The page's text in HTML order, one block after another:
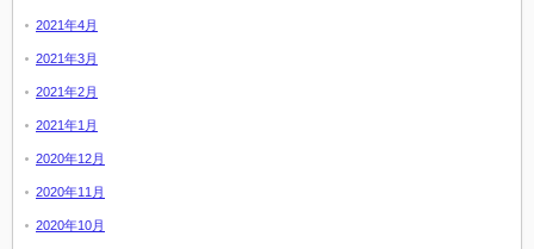
2021年4月
2021年3月
2021年2月
2021年1月
2020年12月
2020年11月
2020年10月